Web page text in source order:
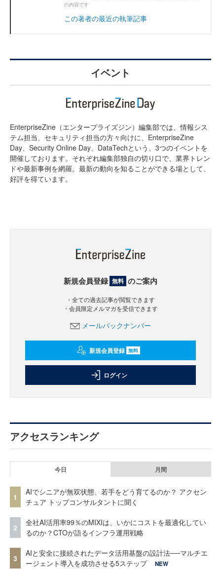
の内容です
この著者の最近の執筆記事
イベント
EnterpriseZine（エンタープライズジン）編集部では、情報シス
テム担当、セキュリティ担当の方々向けに、EnterpriseZine
Day、Security Online Day、DataTechという、3つのイベントを
開催しております。それぞれ編集部独自の切り口で、業界トレン
ドや最新事例を網羅。最新の動向を知ることができる場として、
好評を得ています。
新規会員登録 無料 のご案内
・全ての過去記事が閲覧できます
・会員限定メルマガを受信できます
メールバックナンバー
新規会員登録 無料
ログイン
アクセスランキング
今日 月間
1
AIでシニアが無双状態、若手をどう育てるのか？ アクセン
チュア トップコンサルタントに聞く
2
全社AI活用率99％のMIXIは、いかにコストを最適化してい
るのか？CTOが語るインフラ運用戦略
3
AIと安全に接続されたデータ活用基盤の設計法──マルチエ
ージェント導入を成功させる5ステップ
NEW